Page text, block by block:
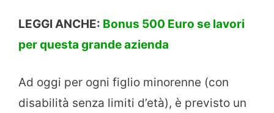
LEGGI ANCHE: Bonus 500 Euro se lavori
per questa grande azienda
Ad oggi per ogni figlio minorenne (con
disabilità senza limiti d’età), è previsto un